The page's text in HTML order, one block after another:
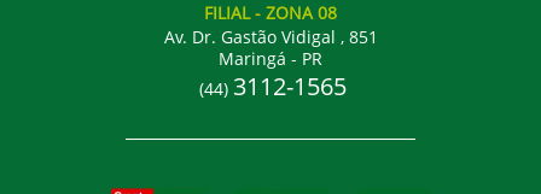
FILIAL- ZONA 08
Av. Dr. Gastão Vidigal , 851
Maringá - PR
(44) 3112-1565